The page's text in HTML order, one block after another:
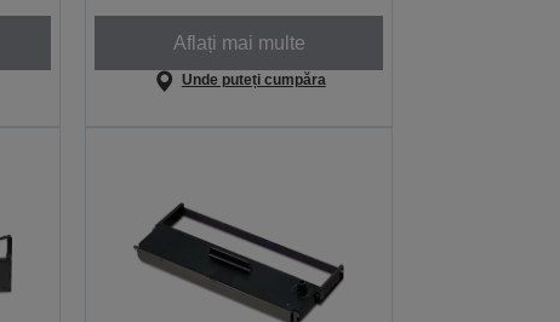
Aflați mai multe
Unde puteți cumpăra